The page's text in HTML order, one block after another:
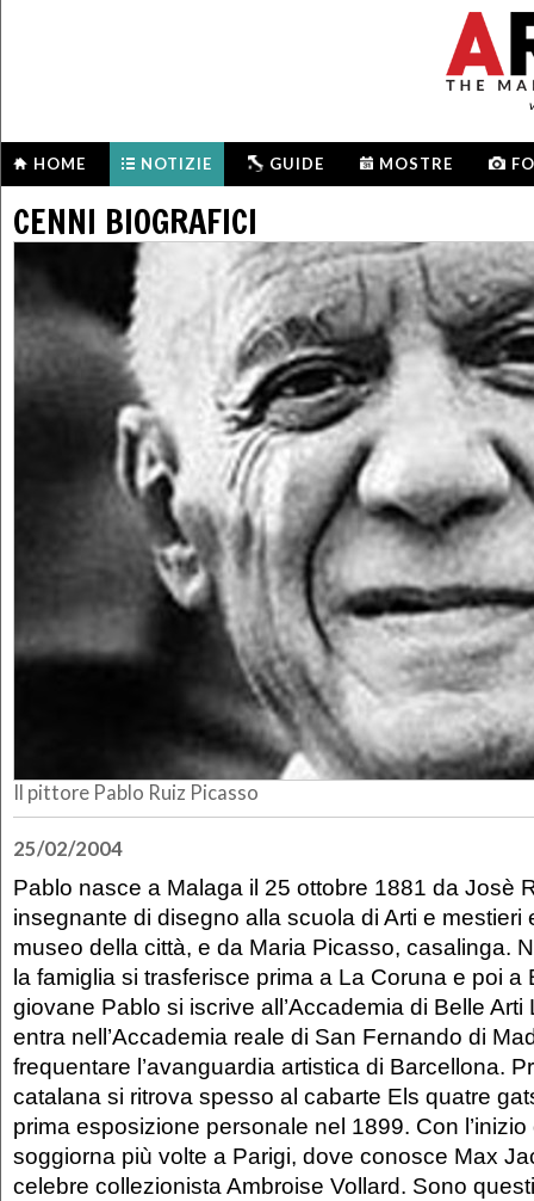
HOME NOTIZIE GUIDE MOSTRE
CENNI BIOGRAFICI
Il pittore Pablo Ruiz Picasso
25/02/2004
Pablo nasce a Malaga il 25 ottobre 1881 da Josè
insegnante di disegno alla scuola di Arti e mestieri
museo della città, e da Maria Picasso, casalinga.
la famiglia si trasferisce prima a La Coruna e poi a
giovane Pablo si iscrive all’Accademia di Belle
entra nell’Accademia reale di San Fernando di
frequentare l’avanguardia artistica di Barcellona.
catalana si ritrova spesso al cabarte Els quatre
prima esposizione personale nel 1899. Con
soggiorna più volte a Parigi, dove conosce Max
celebre collezionista Ambroise Vollard. Sono